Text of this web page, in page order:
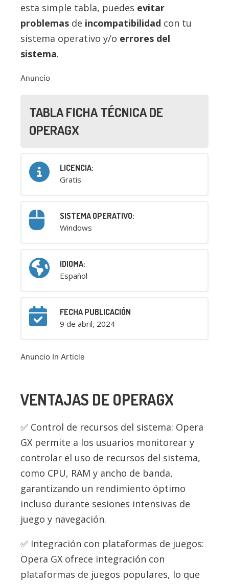
esta simple tabla, puedes evitar
problemas de incompatibilidad con tu
sistema operativo y/o errores del
sistema.
Anuncio
TABLA FICHA TÉCNICA DE
OPERAGX
LICENCIA:
Gratis
SISTEMA OPERATIVO:
Windows
IDIOMA:
Español
FECHA PUBLICACIÓN
9 de abril, 2024
Anuncio In Article
VENTAJAS DE OPERAGX
Control de recursos del sistema: Opera
GX permite a los usuarios monitorear y
controlar el uso de recursos del sistema,
como CPU, RAM y ancho de banda,
garantizando un rendimiento óptimo
incluso durante sesiones intensivas de
juego y navegación.
Integración con plataformas de juegos:
Opera GX ofrece integración con
plataformas de juegos populares, lo que